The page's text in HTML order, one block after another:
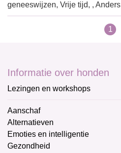
geneeswijzen, Vrije tijd, , Anders
1
Informatie over honden
Lezingen en workshops
Aanschaf
Alternatieven
Emoties en intelligentie
Gezondheid